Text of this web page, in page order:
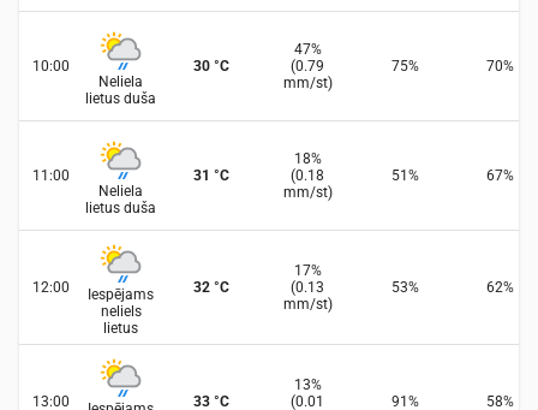
10:00
Neliela
lietus duša
30 °C
47%
(0.79
mm/st)
75% 70%
11:00
Neliela
lietus duša
31 °C
18%
(0.18
mm/st)
51 % 67%
12:00
Iespējams
neliels
lietus
32 °C
17%
(0.13
mm/st)
53% 62%
13:00 33 °C
13%
(0.01 91 % 58%